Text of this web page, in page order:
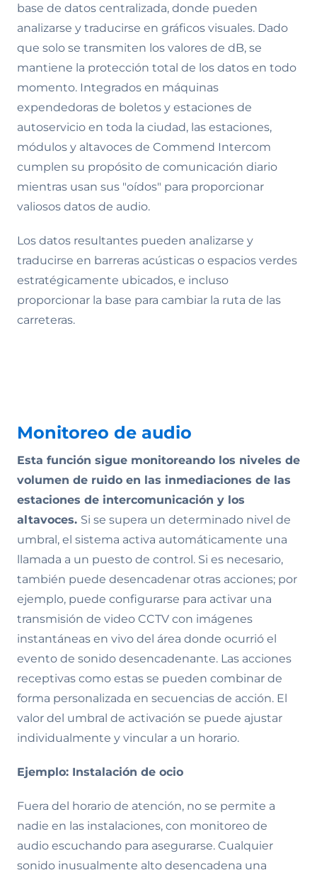
base de datos centralizada, donde pueden
analizarse y traducirse en gráficos visuales. Dado
que solo se transmiten los valores de dB, se
mantiene la protección total de los datos en todo
momento. Integrados en máquinas
expendedoras de boletos y estaciones de
autoservicio en toda la ciudad, las estaciones,
módulos y altavoces de Commend Intercom
cumplen su propósito de comunicación diario
mientras usan sus "oídos" para proporcionar
valiosos datos de audio.
Los datos resultantes pueden analizarse y
traducirse en barreras acústicas o espacios verdes
estratégicamente ubicados, e incluso
proporcionar la base para cambiar la ruta de las
carreteras.
Monitoreo de audio
Esta función sigue monitoreando los niveles de
volumen de ruido en las inmediaciones de las
estaciones de intercomunicación y los
altavoces. Si se supera un determinado nivel de
umbral, el sistema activa automáticamente una
llamada a un puesto de control. Si es necesario,
también puede desencadenar otras acciones; por
ejemplo, puede configurarse para activar una
transmisión de video CCTV con imágenes
instantáneas en vivo del área donde ocurrió el
evento de sonido desencadenante. Las acciones
receptivas como estas se pueden combinar de
forma personalizada en secuencias de acción. El
valor del umbral de activación se puede ajustar
individualmente y vincular a un horario.
Ejemplo: Instalación de ocio
Fuera del horario de atención, no se permite a
nadie en las instalaciones, con monitoreo de
audio escuchando para asegurarse. Cualquier
sonido inusualmente alto desencadena una